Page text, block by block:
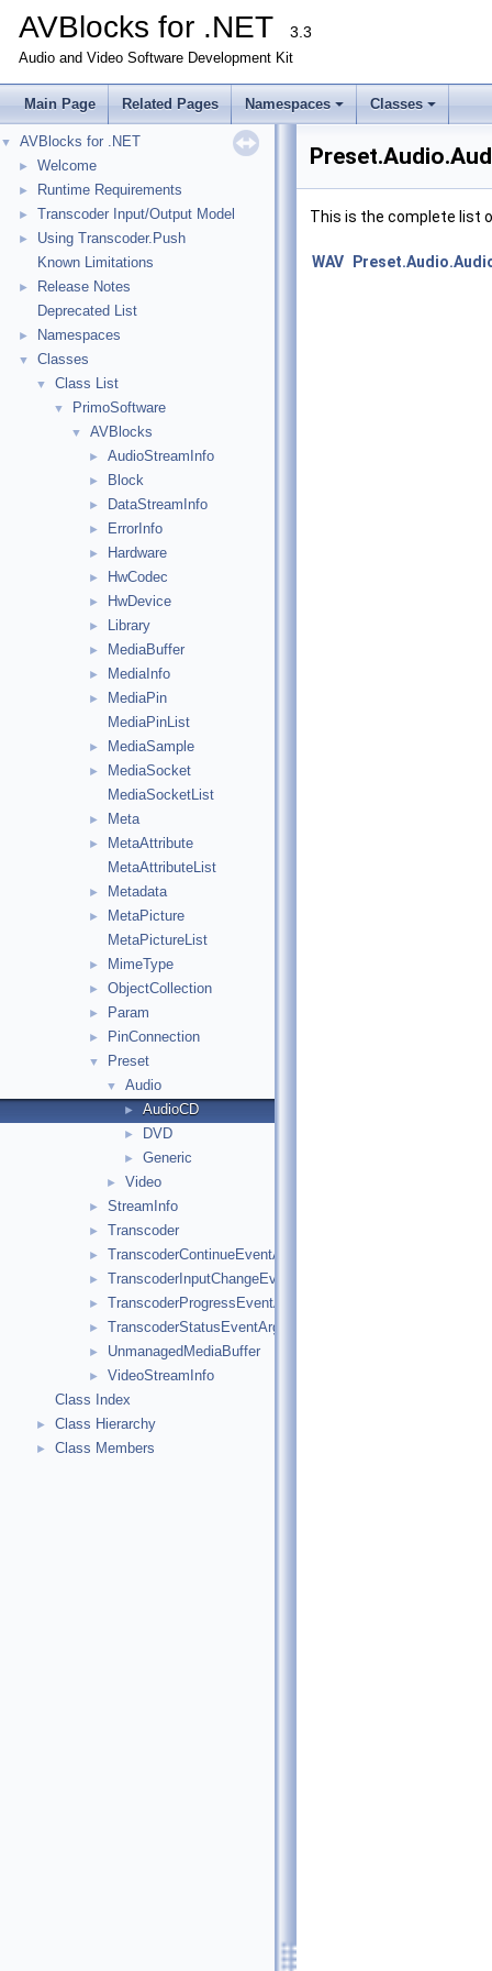
AVBlocks for .NET 3.3
Audio and Video Software Development Kit
Main Page Related Pages Namespaces Classes
▼ AVBlocks for .NET
► Welcome
► Runtime Requirements
► Transcoder Input/Output Model
►
Using Transcoder.Push
Known Limitations
►
Release Notes
Deprecated List
► Namespaces
▼ Classes
▼ Class List
▼ PrimoSoftware
▼ AVBlocks
► AudioStreamInfo
► Block
► DataStreamInfo
► ErrorInfo
► Hardware
► HwCodec
► HwDevice
► Library
► MediaBuffer
► MediaInfo
►
MediaPin
MediaPinList
► MediaSample
►
MediaSocket
MediaSocketList
► Meta
►
MetaAttribute
MetaAttributeList
► Metadata
►
MetaPicture
MetaPictureList
► MimeType
► ObjectCollection
► Param
► PinConnection
▼ Preset
▼ Audio
► AudioCD
► DVD
► Generic
► Video
► StreamInfo
► Transcoder
► TranscoderContinueEventArgs
► TranscoderInputChangeEventArgs
► TranscoderProgressEventArgs
► TranscoderStatusEventArgs
► UnmanagedMediaBuffer
►
VideoStreamInfo
Class Index
► Class Hierarchy
► Class Members
This is the complete list
WAV